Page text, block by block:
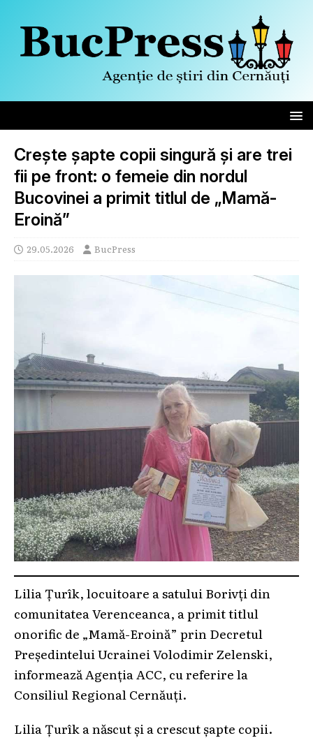
Crește șapte copii singură și are trei
fii pe front: o femeie din nordul
Bucovinei a primit titlul de „Mamă-
Eroină”
29.05.2026 BucPress
Lilia Țurîk, locuitoare a satului Borivți din
comunitatea Verenceanca, a primit titlul
onorific de „Mamă-Eroină” prin Decretul
Președintelui Ucrainei Volodimir Zelenski,
informează Agenția АСС, cu referire la
Consiliul Regional Cernăuți.
Lilia Țurîk a născut și a crescut șapte copii.